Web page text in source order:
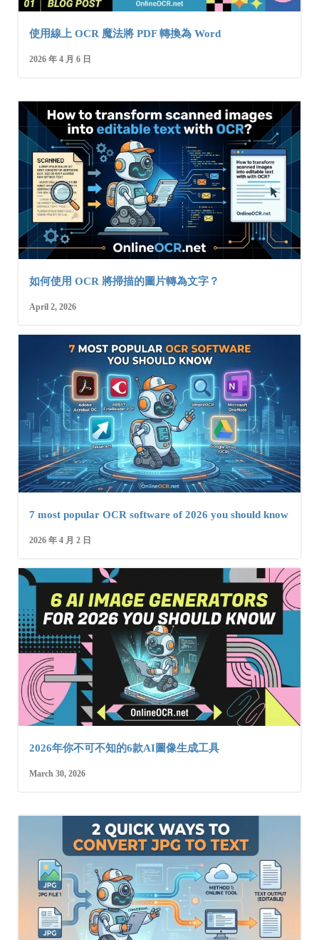
使用線上 OCR 魔法將 PDF 轉換為 Word
2026 年 4 月 6 日
如何使用 OCR 將掃描的圖片轉為文字？
April 2, 2026
7 most popular OCR software of 2026 you should know
2026 年 4 月 2 日
2026年你不可不知的6款AI圖像生成工具
March 30, 2026